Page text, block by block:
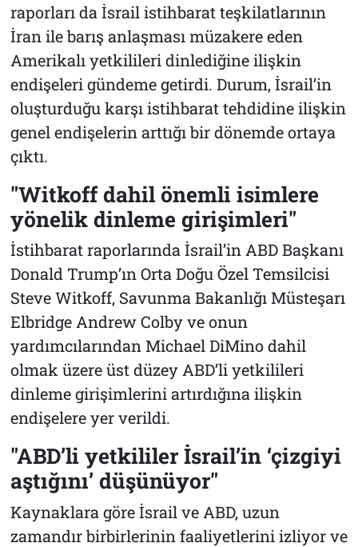
raporları da İsrail istihbarat teşkilatlarının
İran ile barış anlaşması müzakere eden
Amerikalı yetkilileri dinlediğine ilişkin
endişeleri gündeme getirdi. Durum, İsrail’in
oluşturduğu karşı istihbarat tehdidine ilişkin
genel endişelerin arttığı bir dönemde ortaya
çıktı.
"Witkoff dahil önemli isimlere
yönelik dinleme girişimleri"
İstihbarat raporlarında İsrail’in ABD Başkanı
Donald Trump’ın Orta Doğu Özel Temsilcisi
Steve Witkoff, Savunma Bakanlığı Müsteşarı
Elbridge Andrew Colby ve onun
yardımcılarından Michael DiMino dahil
olmak üzere üst düzey ABD’li yetkilileri
dinleme girişimlerini artırdığına ilişkin
endişelere yer verildi.
"ABD’li yetkililer İsrail’in ‘çizgiyi
aştığını’ düşünüyor"
Kaynaklara göre İsrail ve ABD, uzun
zamandır birbirlerinin faaliyetlerini izliyor ve